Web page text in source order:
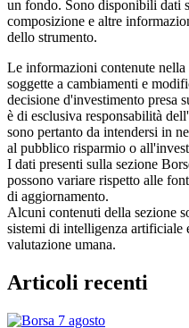
un fondo. Sono disponibili dati
composizione e altre
dello strumento.
Le informazioni contenute nella
soggette a cambiamenti e
decisione d'investimento presa
è di esclusiva responsabilità
sono pertanto da intendersi in
al pubblico risparmio o
I dati presenti sulla sezione
possono variare rispetto alle
di aggiornamento.
Alcuni contenuti della sezione
sistemi di intelligenza artificiale
valutazione umana.
Articoli recenti